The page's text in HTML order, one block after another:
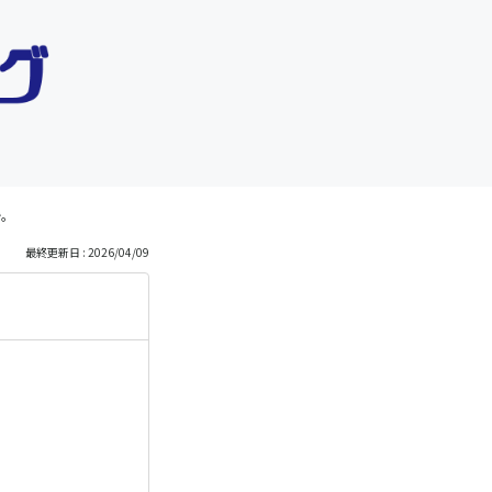
最終更新日 : 2026/04/09